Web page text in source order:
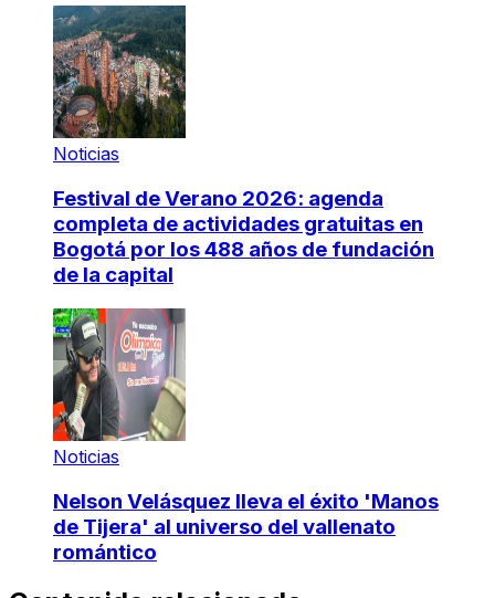
Noticias
Festival de Verano 2026: agenda
completa de actividades gratuitas en
Bogotá por los 488 años de fundación
de la capital
Noticias
Nelson Velásquez lleva el éxito 'Manos
de Tijera' al universo del vallenato
romántico